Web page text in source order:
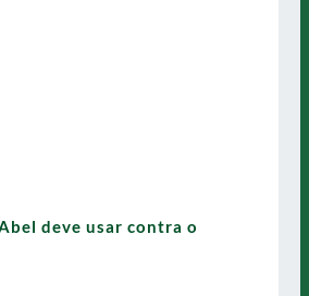
deve usar contra o